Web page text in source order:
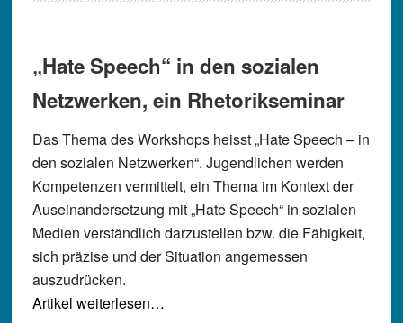
„Hate Speech“ in den sozialen
Netzwerken, ein Rhetorikseminar
Das Thema des Workshops heisst „Hate Speech – in
den sozialen Netzwerken“. Jugendlichen werden
Kompetenzen vermittelt, ein Thema im Kontext der
Auseinandersetzung mit „Hate Speech“ in sozialen
Medien verständlich darzustellen bzw. die Fähigkeit,
sich präzise und der Situation angemessen
auszudrücken.
Artikel weiterlesen…